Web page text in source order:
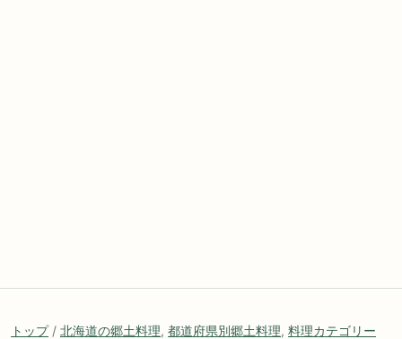
トップ/ 北海道の郷土料理, 都道府県別郷土料理, 料理カテゴリー